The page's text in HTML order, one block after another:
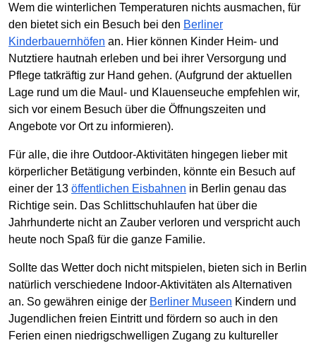
Wem die winterlichen Temperaturen nichts ausmachen, für
den bietet sich ein Besuch bei den Berliner
Kinderbauernhöfen an. Hier können Kinder Heim- und
Nutztiere hautnah erleben und bei ihrer Versorgung und
Pflege tatkräftig zur Hand gehen. (Aufgrund der aktuellen
Lage rund um die Maul- und Klauenseuche empfehlen wir,
sich vor einem Besuch über die Öffnungszeiten und
Angebote vor Ort zu informieren).
Für alle, die ihre Outdoor-Aktivitäten hingegen lieber mit
körperlicher Betätigung verbinden, könnte ein Besuch auf
einer der 13 öffentlichen Eisbahnen in Berlin genau das
Richtige sein. Das Schlittschuhlaufen hat über die
Jahrhunderte nicht an Zauber verloren und verspricht auch
heute noch Spaß für die ganze Familie.
Sollte das Wetter doch nicht mitspielen, bieten sich in Berlin
natürlich verschiedene Indoor-Aktivitäten als Alternativen
an. So gewähren einige der Berliner Museen Kindern und
Jugendlichen freien Eintritt und fördern so auch in den
Ferien einen niedrigschwelligen Zugang zu kultureller